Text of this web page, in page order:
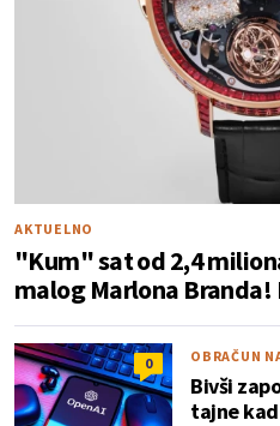
AKTUELNO
"Kum" sat od 2,4
malog Marlona Branda!
0 OBRAČUN
Bivši
tajne kad